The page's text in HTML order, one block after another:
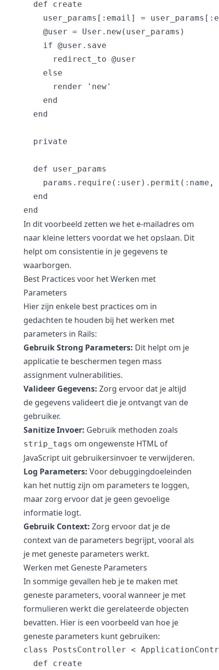
  def create
user_params[:email] =
    @user = User.new(user_params)
    if @user.save
      redirect_to @user
    else
      render 'new'
    end
  end
  private
  def user_params
params.require(:user).permit(:name,
  end
In dit voorbeeld zetten we het e-mailadres om
naar kleine letters voordat we het opslaan. Dit
helpt om consistentie in je gegevens te
waarborgen.
Best Practices voor het Werken met
Parameters
Hier zijn enkele best practices om in
gedachten te houden bij het werken met
parameters in Rails:
Gebruik Strong Parameters: Dit helpt om je
applicatie te beschermen tegen mass
assignment vulnerabilities.
Valideer Gegevens: Zorg ervoor dat je altijd
de gegevens valideert die je ontvangt van de
gebruiker.
Sanitize Invoer: Gebruik methoden zoals
strip_tags om ongewenste HTML of
JavaScript uit gebruikersinvoer te verwijderen.
Log Parameters: Voor debuggingdoeleinden
kan het nuttig zijn om parameters te loggen,
maar zorg ervoor dat je geen gevoelige
informatie logt.
Gebruik Context: Zorg ervoor dat je de
context van de parameters begrijpt, vooral als
je met geneste parameters werkt.
Werken met Geneste Parameters
In sommige gevallen heb je te maken met
geneste parameters, vooral wanneer je met
formulieren werkt die gerelateerde objecten
bevatten. Hier is een voorbeeld van hoe je
geneste parameters kunt gebruiken:
class PostsController <
  def create